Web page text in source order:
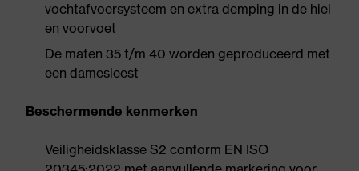
vochtafvoersysteem en extra demping in de hiel
en voorvoet
De maten 35 t/m 40 worden geproduceerd met
een damesleest
Beschermende kenmerken
Veiligheidsklasse S2 conform EN ISO